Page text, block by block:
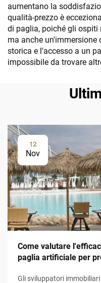
aumentano la
qualità-prezzo è
di paglia, poiché gli
ma anche un'immersione
storica e l'accesso a un
impossibile da trovare
12
Nov
Come valutare
paglia artificiale per
Gli sviluppatori